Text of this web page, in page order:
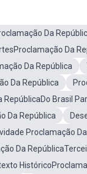
Da
Da
Da República
Da República
RepúblicaDo Brasil
Da República
Proclamação
Da